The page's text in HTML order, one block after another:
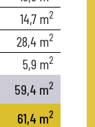
14,7 m2
28,4 m2
5,9 m2
59,4 m2
61,4 m2